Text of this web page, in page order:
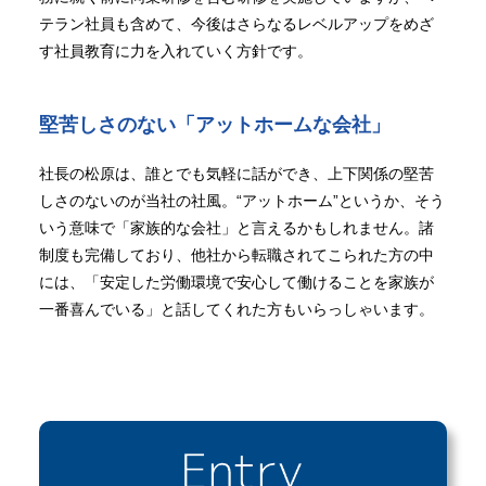
テラン社員も含めて、今後はさらなるレベルアップをめざ
す社員教育に力を入れていく方針です。
堅苦しさのない「アットホームな会社」
社長の松原は、誰とでも気軽に話ができ、上下関係の堅苦
しさのないのが当社の社風。“アットホーム”というか、そう
いう意味で「家族的な会社」と言えるかもしれません。諸
制度も完備しており、他社から転職されてこられた方の中
には、「安定した労働環境で安心して働けることを家族が
一番喜んでいる」と話してくれた方もいらっしゃいます。